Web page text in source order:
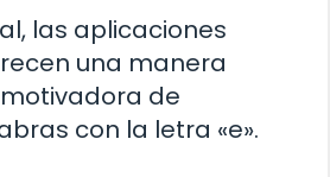
las aplicaciones
una manera
de
con la letra «e».